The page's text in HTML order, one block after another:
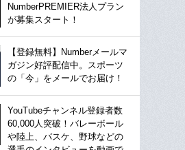
NumberPREMIER法人プラン
が募集スタート！
【登録無料】Numberメールマ
ガジン好評配信中。スポーツ
の「今」をメールでお届け！
YouTubeチャンネル登録者数
60,000人突破！バレーボール
や陸上、バスケ、野球などの